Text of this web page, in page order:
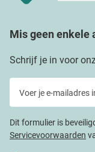
Mis geen enkele
Schrijf je in voor
Dit formulier is
Servicevoorwaarden